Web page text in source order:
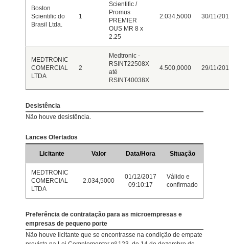
Boston
Scientific do
Brasil Ltda.
1
Scientific /
Promus
PREMIER
OUS MR 8 x
2.25
2.034,5000 30/11/
MEDTRONIC
COMERCIAL
LTDA
2
Medtronic -
RSINT22508X
até
RSINT40038X
4.500,0000 29/11/
Desistência
Não houve desistência.
Lances Ofertados
Licitante Valor Data/Hora Situação
MEDTRONIC
COMERCIAL
LTDA
2.034,5000
01/12/2017
09:10:17
Válido e
confirmado
Preferência de contratação para as microempresas e
empresas de pequeno porte
Não houve licitante que se encontrasse na condição de empate